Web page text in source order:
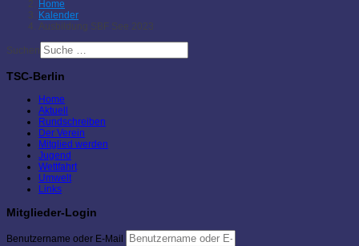
Home
Kalender
Ausbildung SBF See 2023
Suchen
TSC-Berlin
Home
Aktuell
Rundschreiben
Der Verein
Mitglied werden
Jugend
Wettfahrt
Umwelt
Links
Mitglieder-Login
Benutzername oder E-Mail